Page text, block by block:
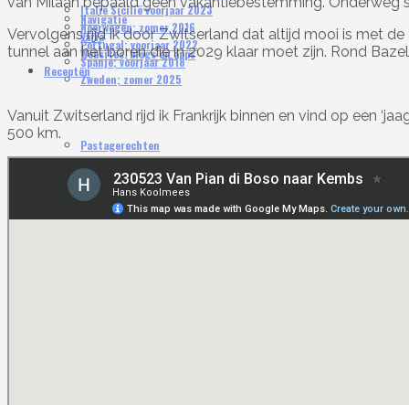
Italië Sicilië voorjaar 2023
Noorwegen; zomer 2016
Portugal; voorjaar 2022
Spanje; voorjaar 2018
Zweden; zomer 2025
Navigatie
Varia
Websites, blogs en apps
Recepten
Pastagerechten
Rijst- en noedelgerechten
Overige gerechten
Camper
Vervolgens rijd ik door Zwitserland dat altijd mooi is met
tunnel aan het boren die in 2029 klaar moet zijn. Rond
Vanuit Zwitserland rijd ik Frankrijk binnen en vind op een
500 km.